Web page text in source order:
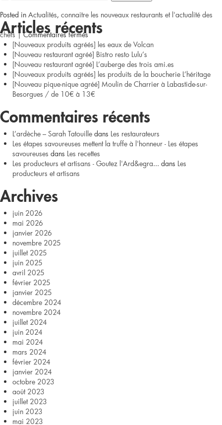
Posted in Actualités, connaitre les nouveaux restaurants et l'actualité des
chefs |Commentaires ferméssur
[Nouveau
restaurant
agréé]
l’Unisens
à
Vagnas
Articles récents
[Nouveaux produits agréés] les eaux de Volcan
[Nouveau restaurant agréé] Bistro resto Lulu’s
[Nouveau restaurant agréé] L’auberge des trois ami.es
[Nouveaux produits agréés] les produits de la boucherie L’héritage
[Nouveau pique-nique agréé] Moulin de Charrier à Labastide-sur-
Besorgues / de 10€ à 13€
Commentaires récents
L’ardèche – Sarah Tatouille dans Les restaurateurs
Les étapes savoureuses mettent la truffe à l'honneur - Les étapes
savoureuses dans Les recettes
Les producteurs et artisans - Goutez l'Ard&egra... dans Les
producteurs et artisans
Archives
juin 2026
mai 2026
janvier 2026
novembre 2025
juillet 2025
juin 2025
avril 2025
février 2025
janvier 2025
décembre 2024
novembre 2024
juillet 2024
juin 2024
mai 2024
mars 2024
février 2024
janvier 2024
octobre 2023
août 2023
juillet 2023
juin 2023
mai 2023